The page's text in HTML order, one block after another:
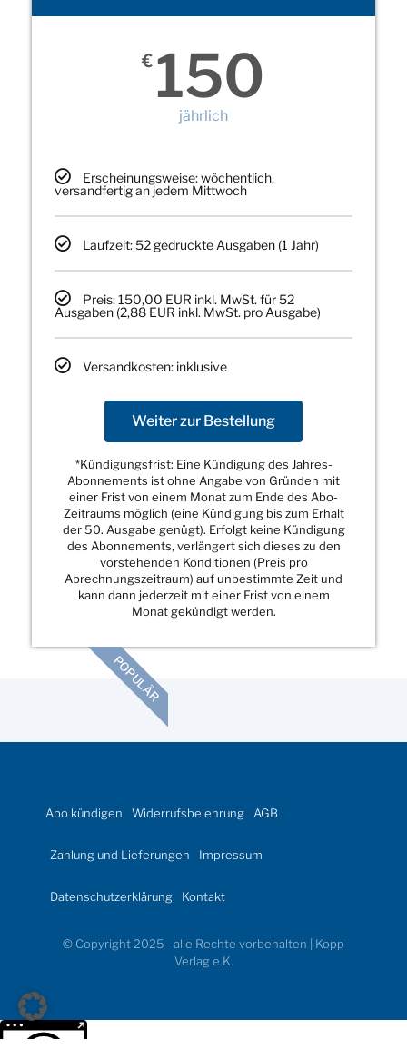
€ 150
jährlich
Erscheinungsweise: wöchentlich,
versandfertig an jedem Mittwoch
Laufzeit: 52 gedruckte Ausgaben (1 Jahr)
Preis: 150,00 EUR inkl. MwSt. für 52
Ausgaben (2,88 EUR inkl. MwSt. pro Ausgabe)
Versandkosten: inklusive
Weiter zur Bestellung
*Kündigungsfrist: Eine Kündigung des Jahres-
Abonnements ist ohne Angabe von Gründen mit
einer Frist von einem Monat zum Ende des Abo-
Zeitraums möglich (eine Kündigung bis zum Erhalt
der 50. Ausgabe genügt). Erfolgt keine Kündigung
des Abonnements, verlängert sich dieses zu den
vorstehenden Konditionen (Preis pro
Abrechnungszeitraum) auf unbestimmte Zeit und
kann dann jederzeit mit einer Frist von einem
Monat gekündigt werden.
POPULÄR
Abo kündigen Widerrufsbelehrung AGB
Zahlung und Lieferungen Impressum
Datenschutzerklärung Kontakt
© Copyright 2025 - alle Rechte vorbehalten | Kopp
Verlag e.K.
Weitere Informationen über den gesperrten Inhalt.